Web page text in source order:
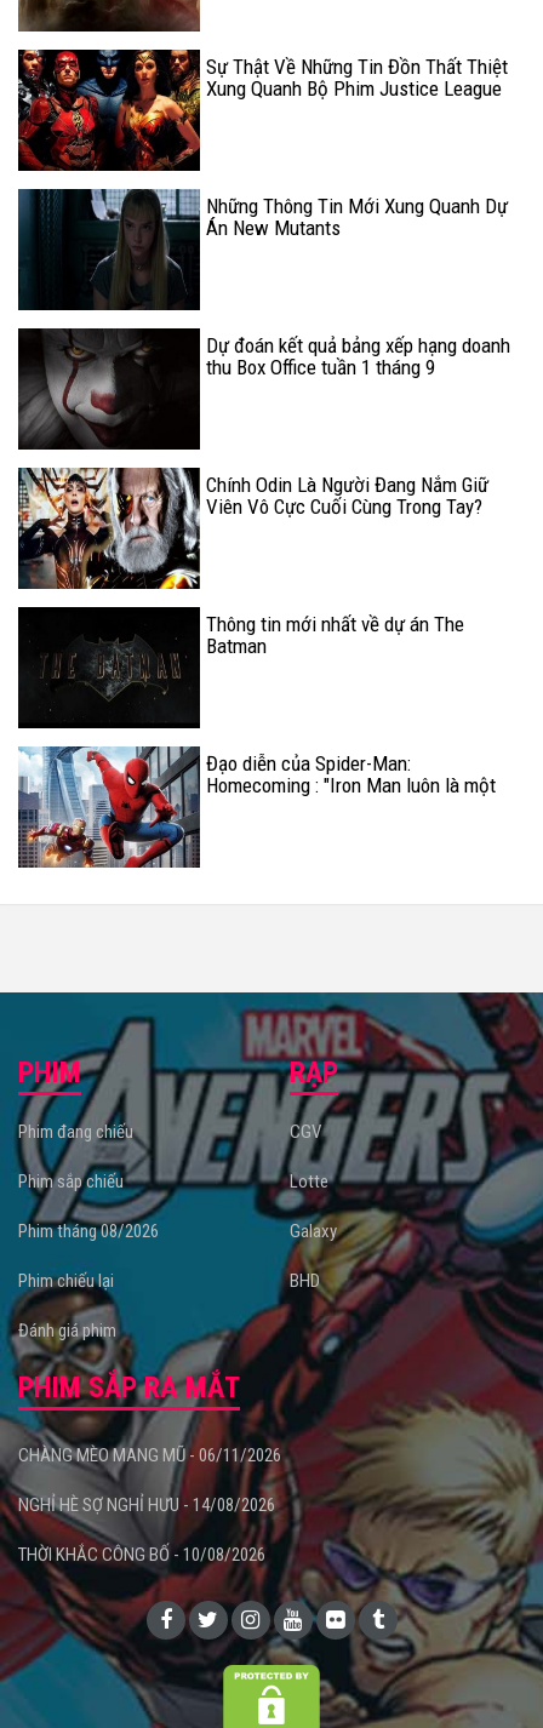
Sự Thật Về Những Tin Đồn Thất Thiệt
Xung Quanh Bộ Phim Justice League
Những Thông Tin Mới Xung Quanh Dự
Án New Mutants
Dự đoán kết quả bảng xếp hạng doanh
thu Box Office tuần 1 tháng 9
Chính Odin Là Người Đang Nắm Giữ
Viên Vô Cực Cuối Cùng Trong Tay?
Thông tin mới nhất về dự án The
Batman
Đạo diễn của Spider-Man:
Homecoming : "Iron Man luôn là một
PHIM
Phim đang chiếu
Phim sắp chiếu
Phim tháng 08/2026
Phim chiếu lại
Đánh giá phim
RẠP
CGV
Lotte
Galaxy
BHD
PHIM SẮP RA MẮT
CHÀNG MÈO MANG MŨ - 06/11/2026
NGHỈ HÈ SỢ NGHỈ HƯU - 14/08/2026
THỜI KHẮC CÔNG BỐ - 10/08/2026